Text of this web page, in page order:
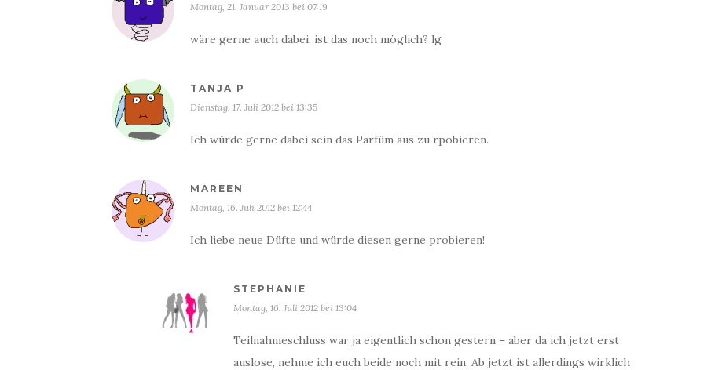
Montag, 21. Januar 2013 bei 07:19
wäre gerne auch dabei, ist das noch möglich? lg
TANJA P
Dienstag, 17. Juli 2012 bei 13:35
Ich würde gerne dabei sein das Parfüm aus zu rpobieren.
MAREEN
Montag, 16. Juli 2012 bei 12:44
Ich liebe neue Düfte und würde diesen gerne probieren!
STEPHANIE
Montag, 16. Juli 2012 bei 13:04
Teilnahmeschluss war ja eigentlich schon gestern – aber da ich jetzt erst
auslose, nehme ich euch beide noch mit rein. Ab jetzt ist allerdings wirklich